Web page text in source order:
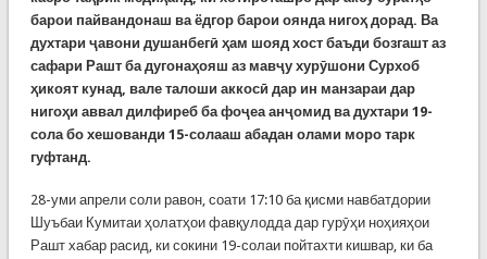
барои пайвандонаш ва ёдгор барои оянда нигоҳ дорад. Ва
духтари ҷавони душанбегӣ ҳам шояд хост баъди бозгашт аз
сафари Рашт ба дугонаҳояш аз мавҷу хурӯшони Сурхоб
ҳикоят кунад, вале талоши аккосӣ дар ин манзараи дар
нигоҳи аввал дилфиреб ба фоҷеа анҷомид ва духтари 19-
сола бо хешованди 15-солааш абадан олами моро тарк
гуфтанд.
28-уми апрели соли равон, соати 17:10 ба қисми навбатдории
Шуъбаи Кумитаи ҳолатҳои фавқулодда дар гурӯҳи ноҳияҳои
Рашт хабар расид, ки сокини 19-солаи пойтахти кишвар, ки ба